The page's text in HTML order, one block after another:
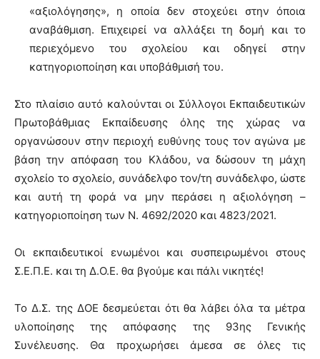
«αξιολόγησης», η οποία δεν στοχεύει στην όποια
αναβάθμιση. Επιχειρεί να αλλάξει τη δομή και το
περιεχόμενο του σχολείου και οδηγεί στην
κατηγοριοποίηση και υποβάθμισή του.
Στο πλαίσιο αυτό καλούνται οι Σύλλογοι Εκπαιδευτικών
Πρωτοβάθμιας Εκπαίδευσης όλης της χώρας να
οργανώσουν στην περιοχή ευθύνης τους τον αγώνα με
βάση την απόφαση του Κλάδου, να δώσουν τη μάχη
σχολείο το σχολείο, συνάδελφο τον/τη συνάδελφο, ώστε
και αυτή τη φορά να μην περάσει η αξιολόγηση –
κατηγοριοποίηση των Ν. 4692/2020 και 4823/2021.
Οι εκπαιδευτικοί ενωμένοι και συσπειρωμένοι στους
Σ.Ε.Π.Ε. και τη Δ.Ο.Ε. θα βγούμε και πάλι νικητές!
Το Δ.Σ. της ΔΟΕ δεσμεύεται ότι θα λάβει όλα τα μέτρα
υλοποίησης της απόφασης της 93ης Γενικής
Συνέλευσης. Θα προχωρήσει άμεσα σε όλες τις